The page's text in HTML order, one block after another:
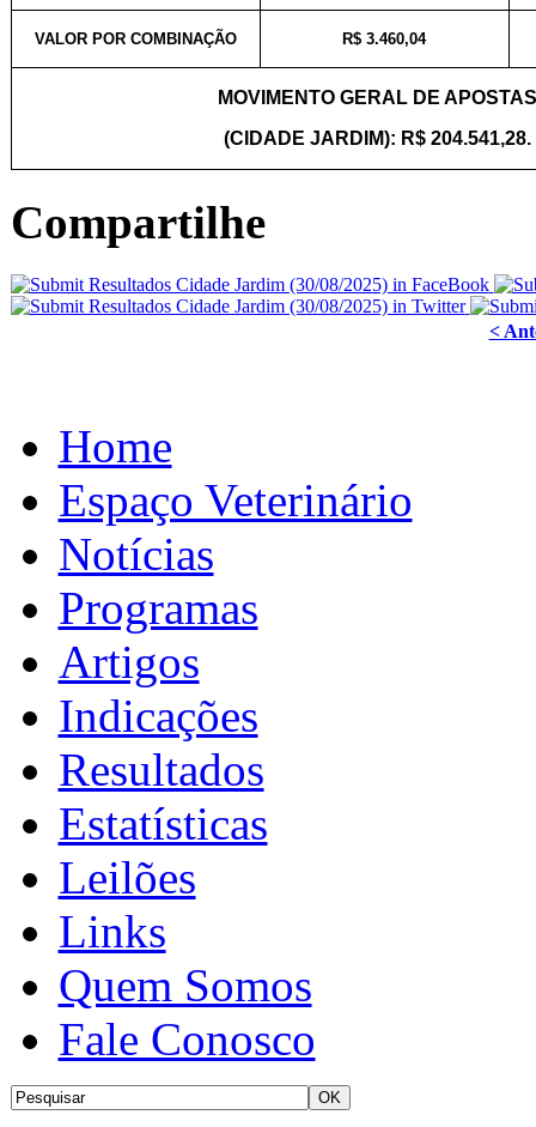
VALOR POR COMBINAÇÃO R$ 3.460,04
MOVIMENTO GERAL DE APOSTAS
(CIDADE JARDIM): R$ 204.541,28.
Compartilhe
<
Home
Espaço Veterinário
Notícias
Programas
Artigos
Indicações
Resultados
Estatísticas
Leilões
Links
Quem Somos
Fale Conosco